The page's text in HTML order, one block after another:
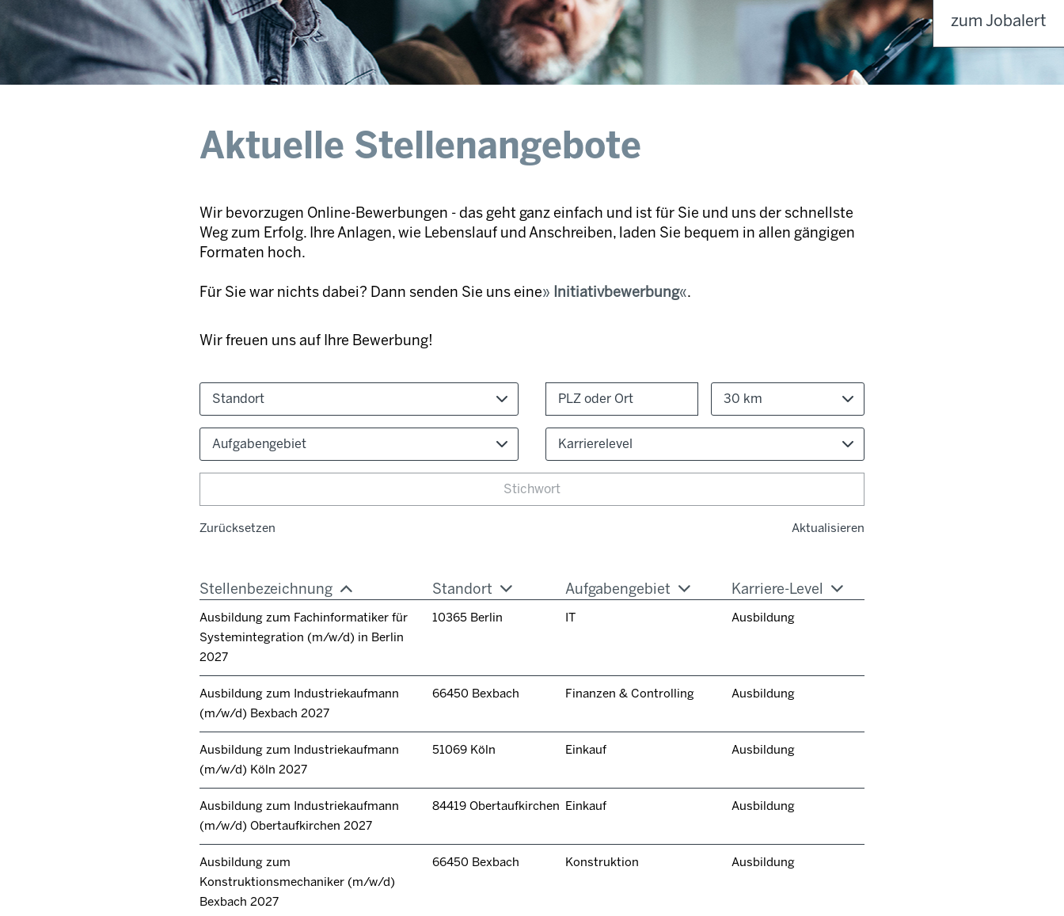
Aktuelle Stellenangebote
Wir bevorzugen Online-Bewerbungen - das geht ganz einfach und ist für Sie und uns der schnellste
Weg zum Erfolg. Ihre Anlagen, wie Lebenslauf und Anschreiben, laden Sie bequem in allen gängigen
Formaten hoch.
Für Sie war nichts dabei? Dann senden Sie uns eine Initiativbewerbung .
Wir freuen uns auf Ihre Bewerbung!
Standort 30 km
Aufgabengebiet Karrierelevel
Zurücksetzen Aktualisieren
Stellenbezeichnung Standort Aufgabengebiet Karriere-Level
Ausbildung zum Fachinformatiker für
Systemintegration (m/w/d) in Berlin
2027
10365 Berlin IT Ausbildung
Ausbildung zum Industriekaufmann
(m/w/d) Bexbach 2027
66450 Bexbach Finanzen & Controlling Ausbildung
Ausbildung zum Industriekaufmann
(m/w/d) Köln 2027
51069 Köln Einkauf Ausbildung
Ausbildung zum Industriekaufmann
(m/w/d) Obertaufkirchen 2027
84419 Obertaufkirchen Einkauf Ausbildung
Ausbildung zum
Konstruktionsmechaniker (m/w/d)
Bexbach 2027
66450 Bexbach Konstruktion Ausbildung
zum Jobalert